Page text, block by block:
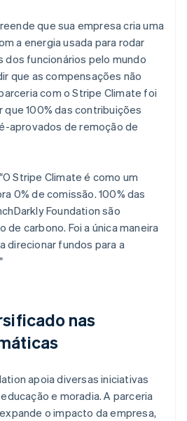
que sua empresa cria uma
a energia usada para rodar
dos funcionários pelo mundo
que as compensações não
com o Stripe Climate foi
que 100% das contribuições
aprovados de remoção de
Stripe Climate é como um
0% de comissão. 100% das
Foundation são
de carbono. Foi a única maneira
direcionar fundos para a
nas
apoia diversas iniciativas
e moradia. A parceria
o impacto da empresa,